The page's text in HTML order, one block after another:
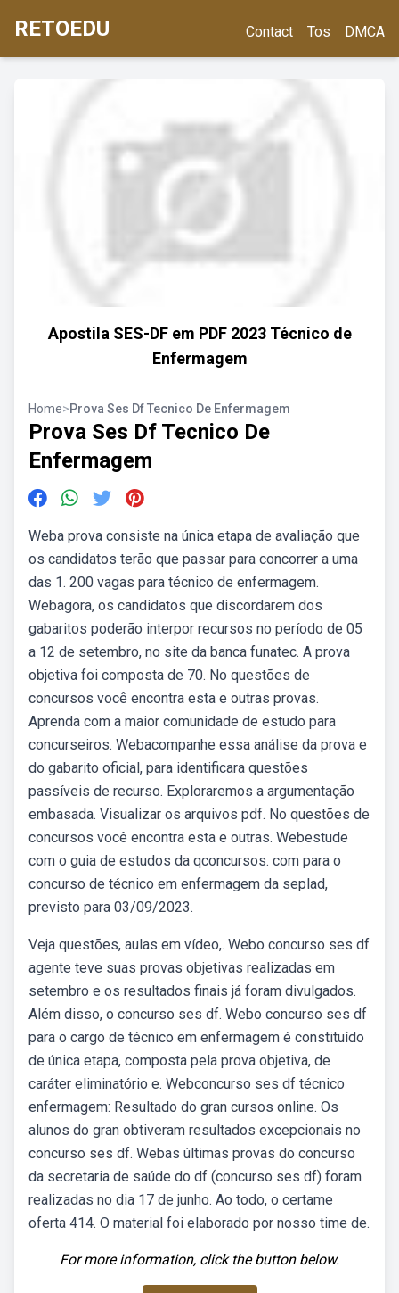
RETOEDU Contact Tos DMCA
Apostila SES-DF em PDF 2023 Técnico de
Enfermagem
Home>Prova Ses Df Tecnico De Enfermagem
Prova Ses Df Tecnico De
Enfermagem
Weba prova consiste na única etapa de avaliação que
os candidatos terão que passar para concorrer a uma
das 1. 200 vagas para técnico de enfermagem.
Webagora, os candidatos que discordarem dos
gabaritos poderão interpor recursos no período de 05
a 12 de setembro, no site da banca funatec. A prova
objetiva foi composta de 70. No questões de
concursos você encontra esta e outras provas.
Aprenda com a maior comunidade de estudo para
concurseiros. Webacompanhe essa análise da prova e
do gabarito oficial, para identificara questões
passíveis de recurso. Exploraremos a argumentação
embasada. Visualizar os arquivos pdf. No questões de
concursos você encontra esta e outras. Webestude
com o guia de estudos da qconcursos. com para o
concurso de técnico em enfermagem da seplad,
previsto para 03/09/2023.
Veja questões, aulas em vídeo,. Webo concurso ses df
agente teve suas provas objetivas realizadas em
setembro e os resultados finais já foram divulgados.
Além disso, o concurso ses df. Webo concurso ses df
para o cargo de técnico em enfermagem é constituído
de única etapa, composta pela prova objetiva, de
caráter eliminatório e. Webconcurso ses df técnico
enfermagem: Resultado do gran cursos online. Os
alunos do gran obtiveram resultados excepcionais no
concurso ses df. Webas últimas provas do concurso
da secretaria de saúde do df (concurso ses df) foram
realizadas no dia 17 de junho. Ao todo, o certame
oferta 414. O material foi elaborado por nosso time de.
For more information, click the button below.